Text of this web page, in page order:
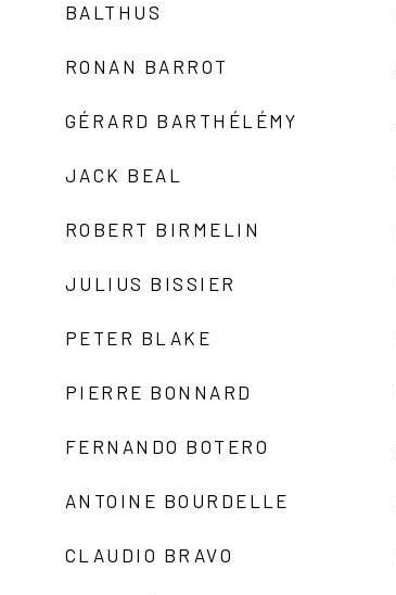
BALTHUS
RONAN BARROT
GÉRARD BARTHÉLÉMY
JACK BEAL
ROBERT BIRMELIN
JULIUS BISSIER
PETER BLAKE
PIERRE BONNARD
FERNANDO BOTERO
ANTOINE BOURDELLE
CLAUDIO BRAVO